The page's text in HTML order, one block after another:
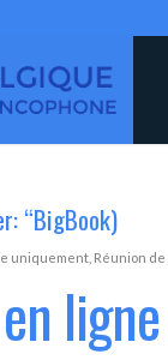
“BigBook)
uniquement Réunion